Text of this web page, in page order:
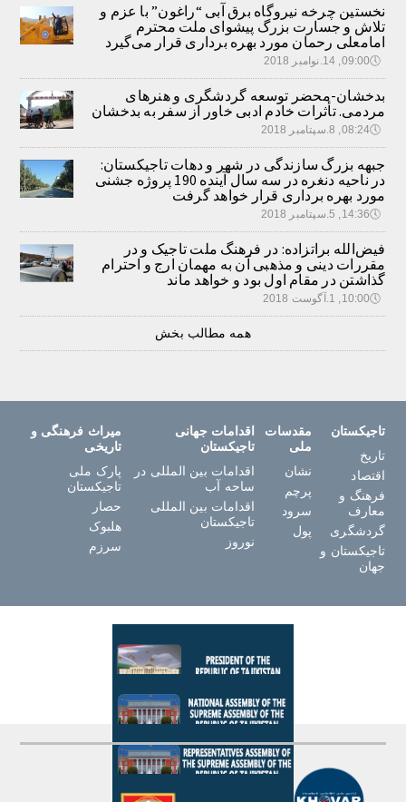
نخستین چرخه نیروگاه برق آبی “راغون” با عزم و
تلاش و جسارت بزرگ پیشوای ملت محترم
امامعلی رحمان مورد بهره برداری قرار می‌گیرد
🕔09:00, 14.نوامبر 2018
بدخشان-محضر توسعه گردشگری و هنرهای
مردمی. تأثرات خادم ادبی خاور از سفر به بدخشان
🕔08:24, 8.سپتامبر 2018
جبهه بزرگ سازندگی در شهر و دهات تاجیکستان:
در ناحیه دنغره در سه سال آینده 190 پروژه جشنی
مورد بهره برداری قرار خواهد گرفت
🕔14:36, 5.سپتامبر 2018
فیض‌الله براتزاده: در فرهنگ ملت تاجیک و در
مقررات دینی و مذهبی آن به مهمان ارج و احترام
گذاشتن در مقام اول بود و خواهد ماند
🕔10:00, 1.آگوست 2018
همه مطالب بخش
تاجیکستان
تاریخ
اقتصاد
فرهنگ و
معارف
گردشگری
تاجیکستان و
جهان
مقدسات
ملی
نشان
پرچم
سرود
پول
اقدامات جهانی
تاجیکستان
اقدامات بین المللی در
ساحه آب
اقدامات بین المللی
تاجیکستان
نوروز
میراث فرهنگی و
تاریخی
پارک ملی
تاجیکستان
حصار
هلبوک
سرزم